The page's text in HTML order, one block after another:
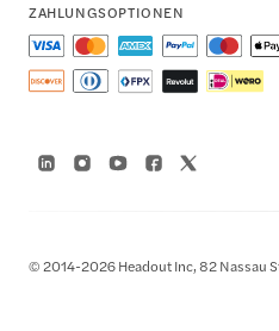
ZAHLUNGSOPTIONEN
© 2014-2026 Headout Inc, 82 Nassau